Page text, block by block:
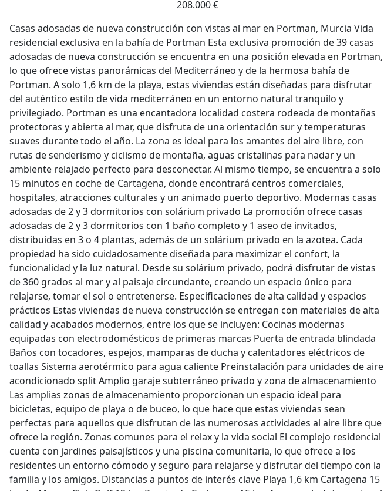
208.000 €
Casas adosadas de nueva construcción con vistas al mar en Portman, Murcia Vida
residencial exclusiva en la bahía de Portman Esta exclusiva promoción de 39 casas
adosadas de nueva construcción se encuentra en una posición elevada en Portman,
lo que ofrece vistas panorámicas del Mediterráneo y de la hermosa bahía de
Portman. A solo 1,6 km de la playa, estas viviendas están diseñadas para disfrutar
del auténtico estilo de vida mediterráneo en un entorno natural tranquilo y
privilegiado. Portman es una encantadora localidad costera rodeada de montañas
protectoras y abierta al mar, que disfruta de una orientación sur y temperaturas
suaves durante todo el año. La zona es ideal para los amantes del aire libre, con
rutas de senderismo y ciclismo de montaña, aguas cristalinas para nadar y un
ambiente relajado perfecto para desconectar. Al mismo tiempo, se encuentra a solo
15 minutos en coche de Cartagena, donde encontrará centros comerciales,
hospitales, atracciones culturales y un animado puerto deportivo. Modernas casas
adosadas de 2 y 3 dormitorios con solárium privado La promoción ofrece casas
adosadas de 2 y 3 dormitorios con 1 baño completo y 1 aseo de invitados,
distribuidas en 3 o 4 plantas, además de un solárium privado en la azotea. Cada
propiedad ha sido cuidadosamente diseñada para maximizar el confort, la
funcionalidad y la luz natural. Desde su solárium privado, podrá disfrutar de vistas
de 360 grados al mar y al paisaje circundante, creando un espacio único para
relajarse, tomar el sol o entretenerse. Especificaciones de alta calidad y espacios
prácticos Estas viviendas de nueva construcción se entregan con materiales de alta
calidad y acabados modernos, entre los que se incluyen: Cocinas modernas
equipadas con electrodomésticos de primeras marcas Puerta de entrada blindada
Baños con tocadores, espejos, mamparas de ducha y calentadores eléctricos de
toallas Sistema aerotérmico para agua caliente Preinstalación para unidades de aire
acondicionado split Amplio garaje subterráneo privado y zona de almacenamiento
Las amplias zonas de almacenamiento proporcionan un espacio ideal para
bicicletas, equipo de playa o de buceo, lo que hace que estas viviendas sean
perfectas para aquellos que disfrutan de las numerosas actividades al aire libre que
ofrece la región. Zonas comunes para el relax y la vida social El complejo residencial
cuenta con jardines paisajísticos y una piscina comunitaria, lo que ofrece a los
residentes un entorno cómodo y seguro para relajarse y disfrutar del tiempo con la
familia y los amigos. Distancias a puntos de interés clave Playa 1,6 km Cartagena 15